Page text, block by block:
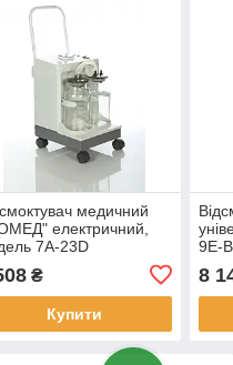
медичний
електричний,
7А-23D
₴
Купити
9Е-
8